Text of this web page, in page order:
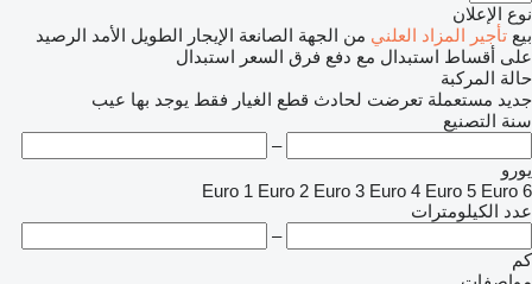
نوع الإعلان
بيع تأجير المزاد العلني من الجهة الصانعة الإيجار الطويل الأمد الرصيد
على أقساط استبدال مع دفع فرق السعر استبدال
حالة المركبة
جديد مستعملة تعرضت لحادث قطع الغيار فقط يوجد بها عيب
سنة التصنيع
–
يورو
Euro 1 Euro 2 Euro 3 Euro 4 Euro 5 Euro 6
عدد الكيلومترات
–
كم